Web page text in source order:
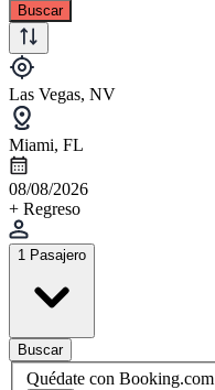
Buscar
Las Vegas, NV
Miami, FL
08/08/2026
+ Regreso
1 Pasajero
Buscar
Quédate con Booking.com